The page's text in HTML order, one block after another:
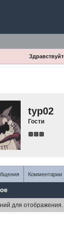
typ02
Гости
Комментарии
для отображения.